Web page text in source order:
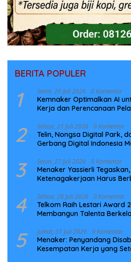
BERITA POPULER
1 Senin, 20 Juli 2026 0 Komentar
Kemnaker Optimalkan AI
Kerja dan Perencanaan
2 Selasa, 21 Juli 2026 0 Komentar
Telin, Nongsa Digital Park,
Gerbang Digital Indonesia
3 Senin, 27 Juli 2026 0 Komentar
Menaker Yassierli
Ketenagakerjaan Harus
4 Selasa, 28 Juli 2026 0 Komentar
Telkom Raih Lestari Award
Membangun Talenta
5 Jumat, 31 Juli 2026 0 Komentar
Menaker: Penyandang
Kesempatan Kerja yang